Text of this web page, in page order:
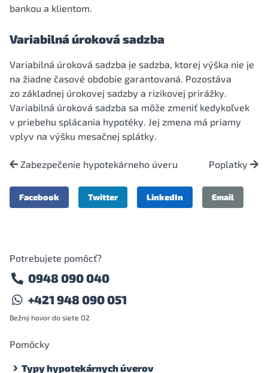
bankou a klientom.
Variabilná úroková sadzba
Variabilná úroková sadzba je sadzba, ktorej výška nie je
na žiadne časové obdobie garantovaná. Pozostáva
zo základnej úrokovej sadzby a rizikovej prirážky.
Variabilná úroková sadzba sa môže zmeniť kedykoľvek
v priebehu splácania hypotéky. Jej zmena má priamy
vplyv na výšku mesačnej splátky.
Zabezpečenie hypotekárneho úveru Poplatky
Facebook Twitter LinkedIn Email
Potrebujete pomôcť?
0948 090 040
+421 948 090 051
Bežný hovor do siete O2
Pomôcky
Typy hypotekárnych úverov